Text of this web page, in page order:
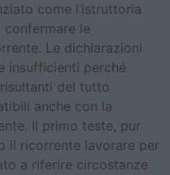
come l’istruttoria
le
Le dichiarazioni
insufficienti perché
del tutto
anche con la
Il primo teste, pur
il ricorrente lavorare per
a riferire circostanze